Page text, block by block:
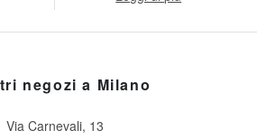
negozi a Milano
Via Carnevali, 13